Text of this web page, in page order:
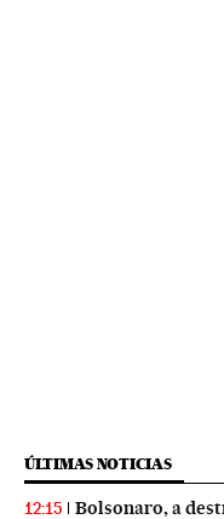
ÚLTIMAS NOTICIAS
12:15 Bolsonaro, a